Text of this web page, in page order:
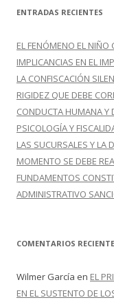
c
r
:
ENTRADAS RECIENTES
EL FENÓMENO EL
IMPLICANCIAS EN EL
LA CONFISCACIÓN
RIGIDEZ QUE DEBE
CONDUCTA HUMANA Y
PSICOLOGÍA Y
LAS SUCURSALES Y LA
MOMENTO SE DEBE
FUNDAMENTOS
ADMINISTRATIVO
COMENTARIOS
Wilmer García en EL
EN EL SUSTENTO DE